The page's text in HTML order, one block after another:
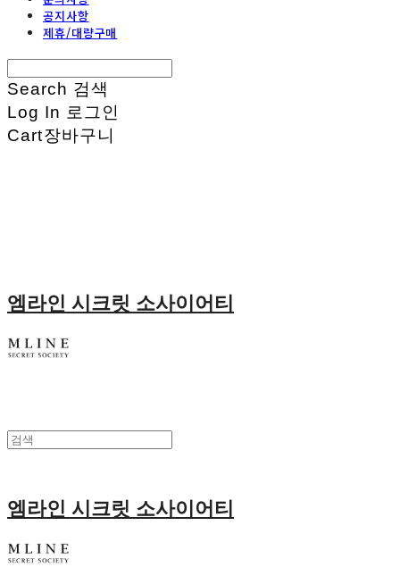
공지사항
제휴/대량구매
Search 검색
Log In 로그인
Cart장바구니
엠라인 시크릿 소사이어티
엠라인 시크릿 소사이어티